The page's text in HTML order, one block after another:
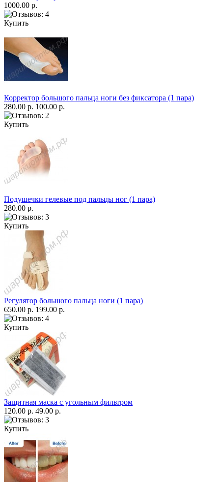
1000.00 р.
Купить
Корректор большого пальца ноги без фиксатора (1 пара)
280.00 р. 100.00 р.
Купить
Подушечки гелевые под пальцы ног (1 пара)
280.00 р.
Купить
Регулятор большого пальца ноги (1 пара)
650.00 р. 199.00 р.
Купить
Защитная маска с угольным фильтром
120.00 р. 49.00 р.
Купить